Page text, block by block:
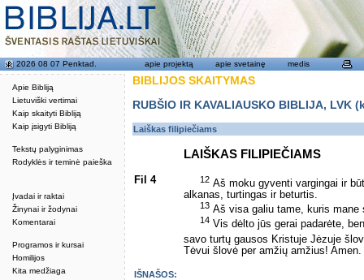
Apie Bibliją
Lietuviški vertimai
Kaip skaityti Bibliją
Kaip įsigyti Bibliją
Tekstų palyginimas
Rodyklės ir teminė paieška
Įvadai ir raktai
Žinynai ir žodynai
Komentarai
Programos ir kursai
Homilijos
Kita medžiaga
2026 08 07 Penktad. apie projektą apie svetainę medis
BIBLIJOS SKAITYMAS
RUBŠIO IR KAVALIAUSKO BIBLIJA,
Laiškas filipiečiams
LAIŠKAS FILIPIEČIAMS
Fil 4 12 Aš moku gyventi vargingai ir
alkanas, turtingas ir beturtis.
13 Aš visa galiu tame, kuris mane
14 Vis dėlto jūs gerai padarėte,
savo turtų gausos Kristuje Jėzuje
Tėvui šlovė per amžių amžius! Amen.
IŠNAŠOS: